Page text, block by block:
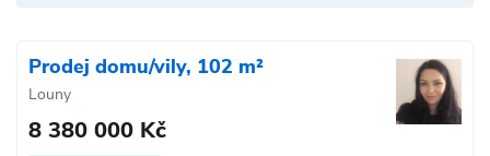
Prodej domu/vily, 102 m²
Louny
8 380 000 Kč